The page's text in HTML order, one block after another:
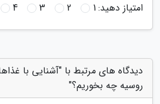
امتیاز دهید:1
2
3
4
دیدگاه های مرتبط با "آشنایی با
روسیه چه بخوریم؟"